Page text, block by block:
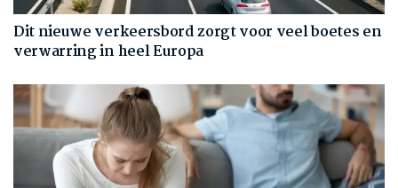
Dit nieuwe verkeersbord zorgt voor veel boetes en
verwarring in heel Europa